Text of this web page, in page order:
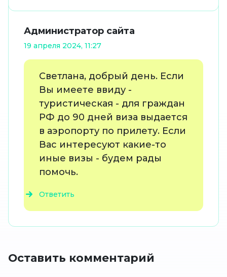
Администратор сайта
19 апреля 2024, 11:27
Светлана, добрый день. Если
Вы имеете ввиду -
туристическая - для граждан
РФ до 90 дней виза выдается
в аэропорту по прилету. Если
Вас интересуют какие-то
иные визы - будем рады
помочь.
Ответить
Оставить комментарий